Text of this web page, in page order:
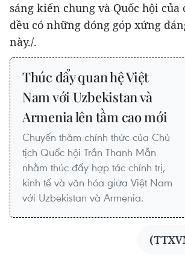
sáng kiến chung và Quốc hội của
đều có những đóng góp xứng
này./.
Thúc đẩy quan hệ Việt
Nam với Uzbekistan và
Armenia lên tầm cao mới
Chuyến thăm chính thức của Chủ
tịch Quốc hội Trần Thanh Mẫn
nhằm thúc đẩy hợp tác chính trị,
kinh tế và văn hóa giữa Việt Nam
với Uzbekistan và Armenia.